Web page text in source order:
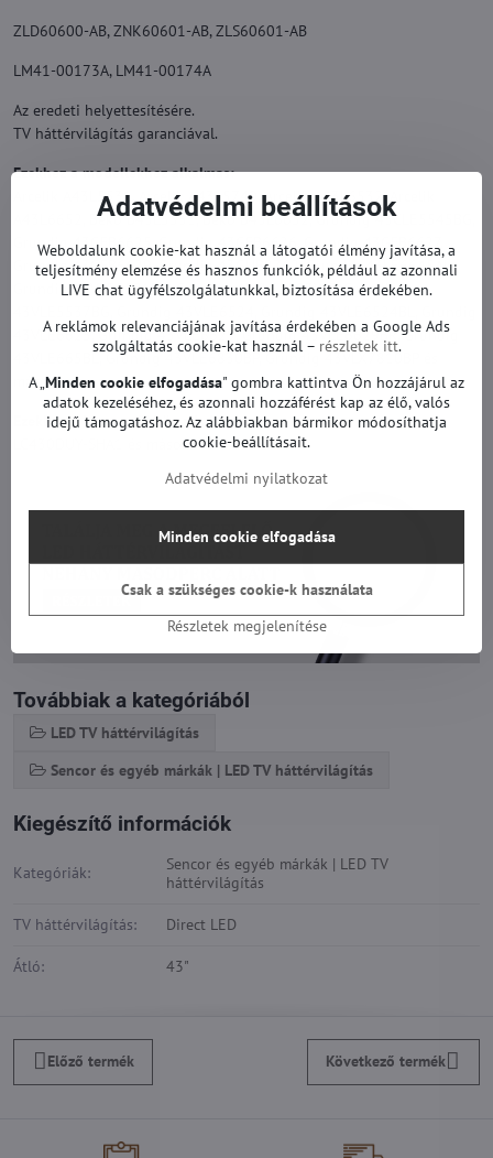
ZLD60600-AB, ZNK60601-AB, ZLS60601-AB
LM41-00173A, LM41-00174A
Az eredeti helyettesítésére.
TV háttérvilágítás garanciával.
Ezekhez a modellekhez alkalmas:
Arcelik A43L5531, Arcelik A43L5740, Arcelik A43L6532, Arcelik
A43L6652, Beko B43L5531, Beko B43L6652, Grundig 43CLE5545BG,
Grundig 43GFB6625, Grundig 43GFB6626, Grundig 43GFB6627,
Grundig 43GFB6629, Grundig 43GUB8762, Grundig 43LE6645AL,
Grundig 43VLE5521BG, Grundig 43VLE5523WG, Grundig
43VLE6625, Grundig 43VLE6629, Grundig 43VLE6629BR, Grundig
43VLE665BL, Grundig 43VLE6830BP, Grundig 43VLX7810BP és
mások.
Ezekhez a képernyőkhöz alkalmas:
LC430DUY-SHA1 és mások.
Továbbiak a kategóriából
LED TV háttérvilágítás
Sencor és egyéb márkák | LED TV háttérvilágítás
Kiegészítő információk
Kategóriák:
Sencor és egyéb márkák | LED TV
háttérvilágítás
TV háttérvilágítás: Direct LED
Átló: 43"
Előző termék Következő termék
Adatvédelmi beállítások
Weboldalunk cookie-kat használ a látogatói élmény javítása, a
teljesítmény elemzése és hasznos funkciók, például az azonnali
LIVE chat ügyfélszolgálatunkkal, biztosítása érdekében.
A reklámok relevanciájának javítása érdekében a Google Ads
szolgáltatás cookie-kat használ – részletek itt.
A „ Minden cookie elfogadása" gombra kattintva Ön hozzájárul az
adatok kezeléséhez, és azonnali hozzáférést kap az élő, valós
idejű támogatáshoz. Az alábbiakban bármikor módosíthatja
cookie-beállításait.
Adatvédelmi nyilatkozat
Részletek megjelenítése
Minden cookie elfogadása
Csak a szükséges cookie-k használata